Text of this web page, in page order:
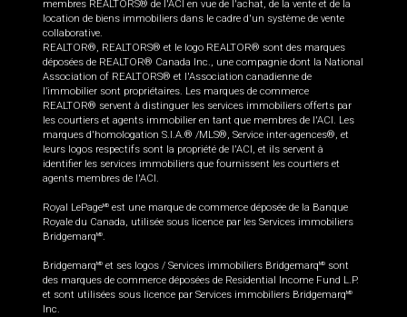
membres REALTORS® de l'ACI en vue de l'achat, de la vente et de la
location de biens immobiliers dans le cadre d'un système de vente
collaborative.
REALTOR®, REALTORS® et le logo REALTOR® sont des marques
déposées de REALTOR® Canada Inc., une compagnie dont la National
Association of REALTORS® et l'Association canadienne de
l’immobilier sont propriétaires. Les marques de commerce
REALTOR® servent à distinguer les services immobiliers offerts par
les courtiers et agents immobilier en tant que membres de l'ACI. Les
marques d'homologation S.I.A.® /MLS®, Service inter-agences®, et
leurs logos respectifs sont la propriété de l'ACI, et ils servent à
identifier les services immobiliers que fournissent les courtiers et
agents membres de l'ACI.
Royal LePageMD est une marque de commerce déposée de la Banque
Royale du Canada, utilisée sous licence par les Services immobiliers
BridgemarqMD.
BridgemarqMD et ses logos / Services immobiliers BridgemarqMD
sont
des marques de commerce déposées de Residential Income Fund L.P.
et sont utilisées sous licence par Services immobiliers BridgemarqMD
Inc.